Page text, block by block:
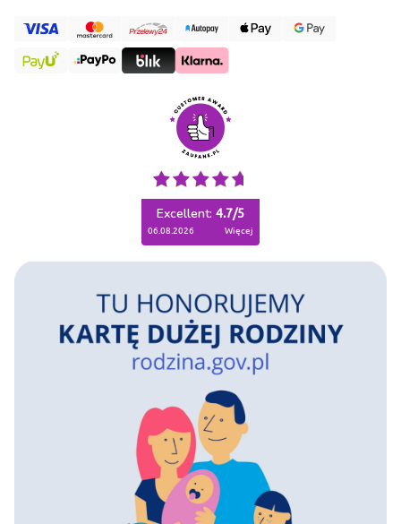
Excellent: 4.7/5
06.08.2026 więcej